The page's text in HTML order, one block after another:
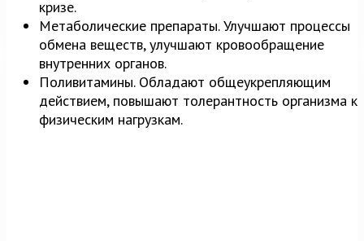
кризе.
Метаболические препараты. Улучшают процессы
обмена веществ, улучшают кровообращение
внутренних органов.
Поливитамины. Обладают общеукрепляющим
действием, повышают толерантность организма к
физическим нагрузкам.